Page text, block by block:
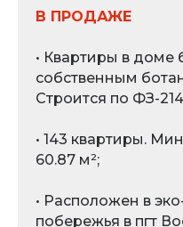
В ПРОДАЖЕ
• Квартиры в доме
собственным
Строится по ФЗ-
• 143 квартиры.
60.87 м²;
• Расположен в
побережья в пгт